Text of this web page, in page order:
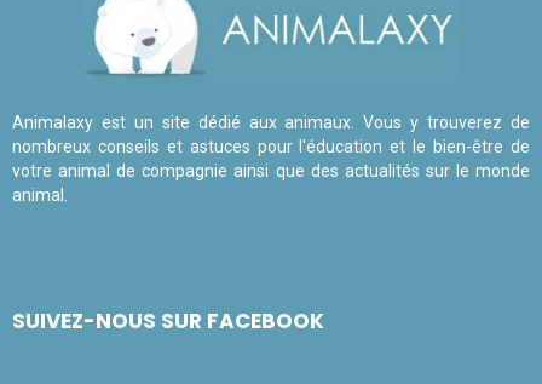
Animalaxy est un site dédié aux animaux. Vous y trouverez de
nombreux conseils et astuces pour l'éducation et le bien-être de
votre animal de compagnie ainsi que des actualités sur le monde
animal.
SUIVEZ-NOUS SUR FACEBOOK